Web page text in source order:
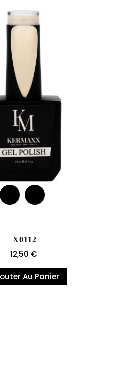
X0112
Prix
12,50 €
Au Panier